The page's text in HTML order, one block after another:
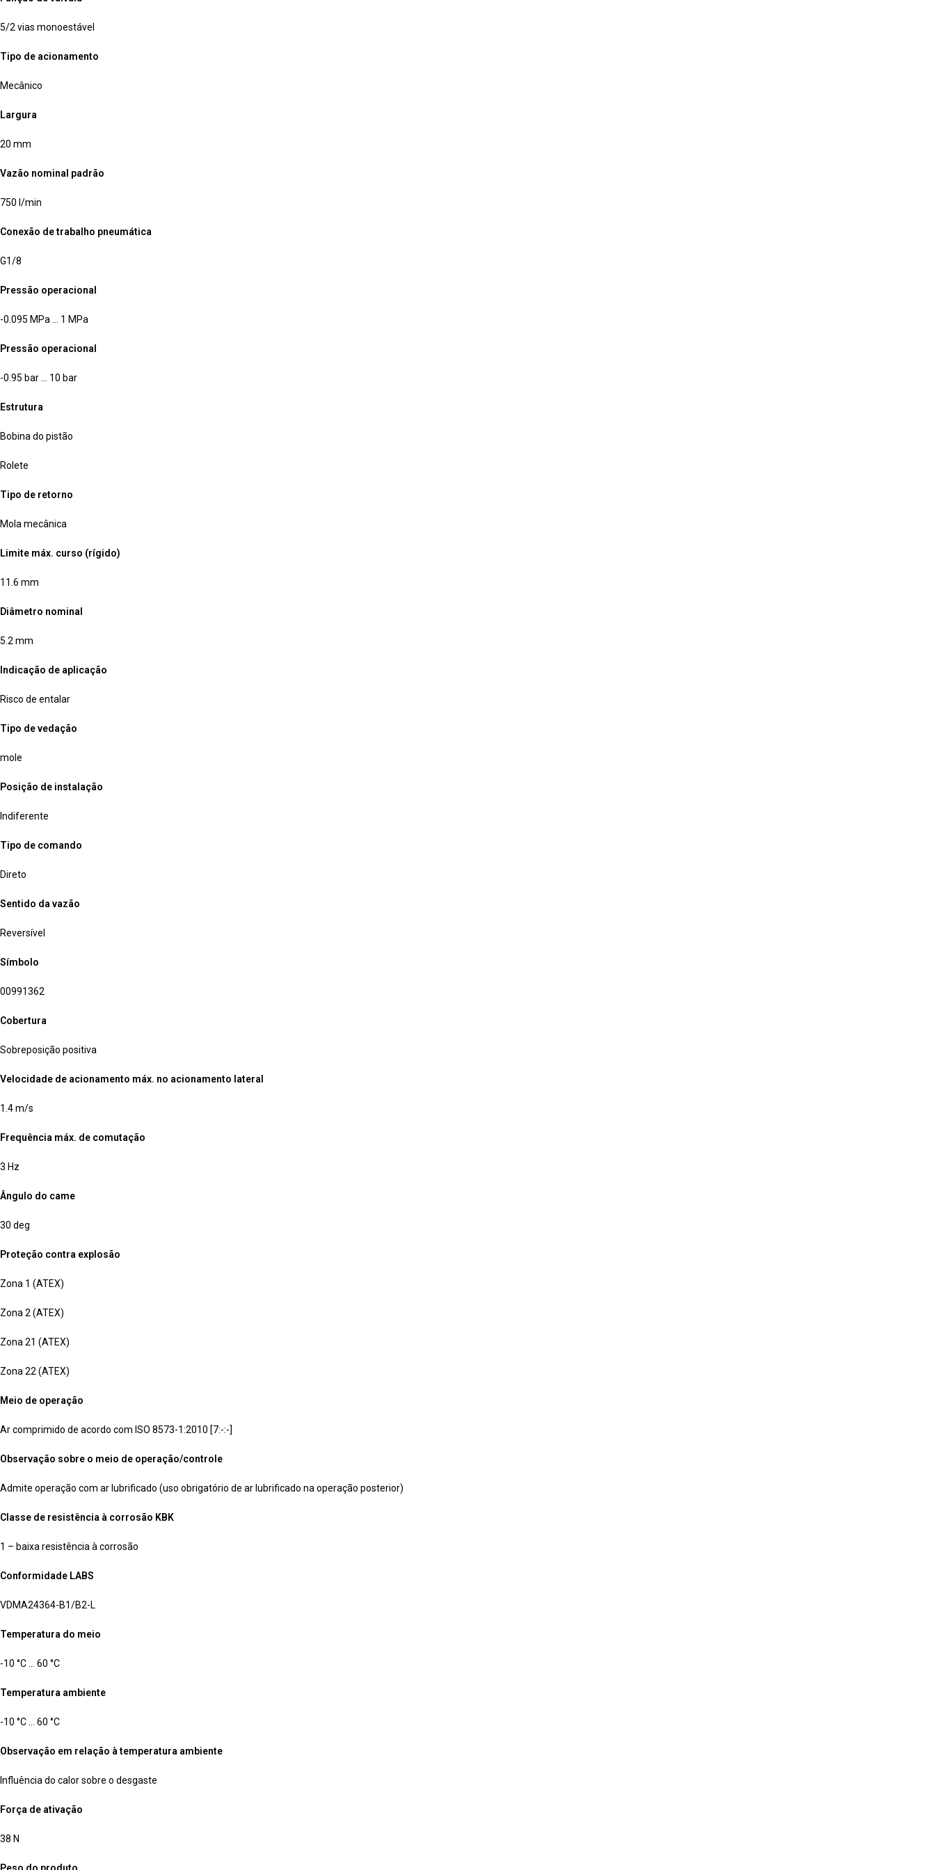
5/2 vias monoestável
Tipo de acionamento
Mecânico
Largura
20 mm
Vazão nominal padrão
750 l/min
Conexão de trabalho pneumática
G1/8
Pressão operacional
-0.095 MPa … 1 MPa
Pressão operacional
-0.95 bar … 10 bar
Estrutura
Bobina do pistão
Rolete
Tipo de retorno
Mola mecânica
Limite máx. curso (rígido)
11.6 mm
Diâmetro nominal
5.2 mm
Indicação de aplicação
Risco de entalar
Tipo de vedação
mole
Posição de instalação
Indiferente
Tipo de comando
Direto
Sentido da vazão
Reversível
Símbolo
00991362
Cobertura
Sobreposição positiva
Velocidade de acionamento máx. no acionamento lateral
1.4 m/s
Frequência máx. de comutação
3 Hz
Ângulo do came
30 deg
Proteção contra explosão
Zona 1 (ATEX)
Zona 2 (ATEX)
Zona 21 (ATEX)
Zona 22 (ATEX)
Meio de operação
Ar comprimido de acordo com ISO 8573-1:2010 [7:-:-]
Observação sobre o meio de operação/controle
Admite operação com ar lubrificado (uso obrigatório de ar lubrificado na operação posterior)
Classe de resistência à corrosão KBK
1 – baixa resistência à corrosão
Conformidade LABS
VDMA24364-B1/B2-L
Temperatura do meio
-10 °C … 60 °C
Temperatura ambiente
-10 °C … 60 °C
Observação em relação à temperatura ambiente
Influência do calor sobre o desgaste
Força de ativação
38 N